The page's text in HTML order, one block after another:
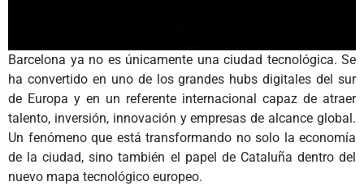
Barcelona ya no es únicamente una ciudad tecnológica. Se
ha convertido en uno de los grandes hubs digitales del sur
de Europa y en un referente internacional capaz de atraer
talento, inversión, innovación y empresas de alcance global.
Un fenómeno que está transformando no solo la economía
de la ciudad, sino también el papel de Cataluña dentro del
nuevo mapa tecnológico europeo.